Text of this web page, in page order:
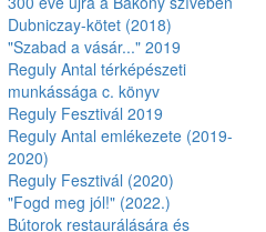
Dubniczay-kötet (2018)
"Szabad a vásár..." 2019
Reguly Antal térképészeti
munkássága c. könyv
Reguly Fesztivál 2019
Reguly Antal emlékezete (2019-
2020)
Reguly Fesztivál (2020)
"Fogd meg jól!" (2022.)
Bútorok restaurálására és